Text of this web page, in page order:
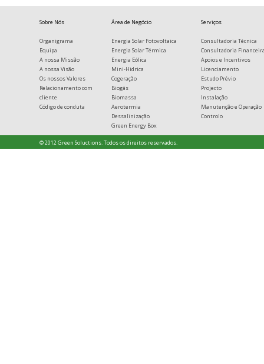
Sobre Nós
Organigrama
Equipa
A nossa Missão
A nossa Visão
Os nossos Valores
Relacionamento com
cliente
Código de conduta
Área de Negócio
Energia Solar Fotovoltaica
Energia Solar Térmica
Energia Eólica
Mini-Hidrica
Cogeração
Biogás
Biomassa
Aerotermia
Dessalinização
Green Energy Box
Serviços
Consultadoria Técnica
Consultadoria
Apoios e Incentivos
Licenciamento
Estudo Prévio
Projecto
Instalação
Manutenção e Operação
Controlo
© 2012 Green Soluctions. Todos os direitos reservados.